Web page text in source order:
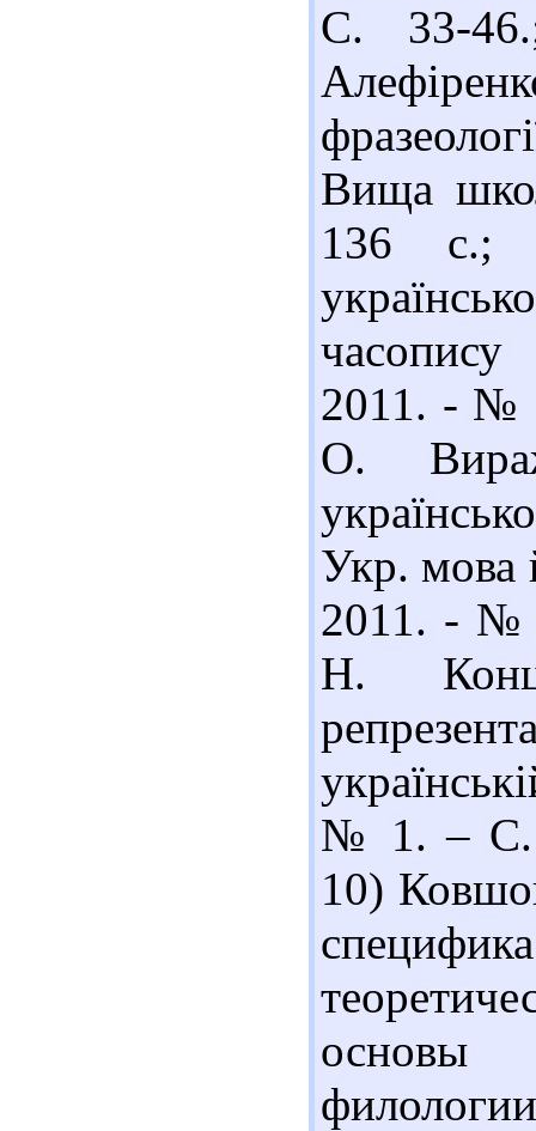
С. 33-
Вища
136 с.;
2011. - №
О.
Укр. мова
2011. - №
Н.
№ 1. –
10)
основы